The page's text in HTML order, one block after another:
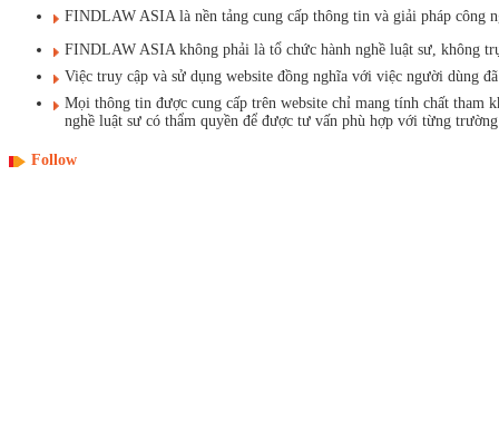
FINDLAW ASIA là nền tảng cung cấp thông tin và giải pháp công
FINDLAW ASIA không phải là tổ chức hành nghề luật sư, không
Việc truy cập và sử dụng website đồng nghĩa với việc người dùng
Mọi thông tin được cung cấp trên website chỉ mang tính chất tham
nghề luật sư có thẩm quyền để được tư vấn phù hợp với từng
Follow